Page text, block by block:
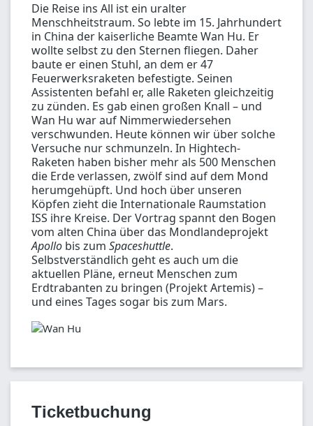
Die Reise ins All ist ein uralter
Menschheitstraum. So lebte im 15. Jahrhundert
in China der kaiserliche Beamte Wan Hu. Er
wollte selbst zu den Sternen fliegen. Daher
baute er einen Stuhl, an dem er 47
Feuerwerksraketen befestigte. Seinen
Assistenten befahl er, alle Raketen gleichzeitig
zu zünden. Es gab einen großen Knall – und
Wan Hu war auf Nimmerwiedersehen
verschwunden. Heute können wir über solche
Versuche nur schmunzeln. In Hightech-
Raketen haben bisher mehr als 500 Menschen
die Erde verlassen, zwölf sind auf dem Mond
herumgehüpft. Und hoch über unseren
Köpfen zieht die Internationale Raumstation
ISS ihre Kreise. Der Vortrag spannt den Bogen
vom alten China über das Mondlandeprojekt
Apollo bis zum Spaceshuttle.
Selbstverständlich geht es auch um die
aktuellen Pläne, erneut Menschen zum
Erdtrabanten zu bringen (Projekt Artemis) –
und eines Tages sogar bis zum Mars.
Ticketbuchung